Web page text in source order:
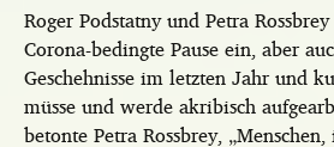
Roger Podstatny und Petra
Corona-bedingte Pause ein, aber
Geschehnisse im letzten Jahr und
müsse und werde akribisch
betonte Petra Rossbrey,